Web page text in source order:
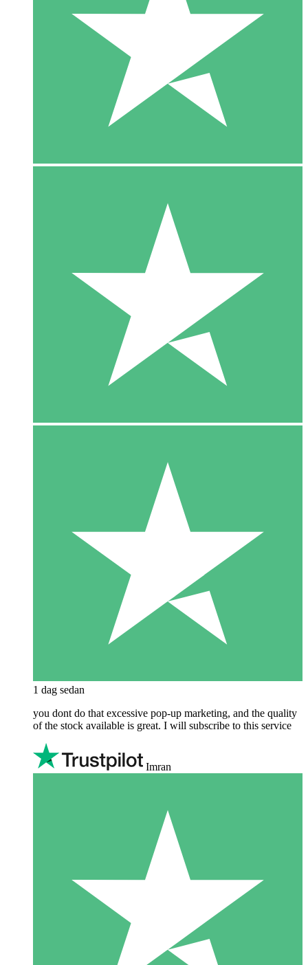
1 dag sedan
you dont do that excessive pop-up marketing, and the quality
of the stock available is great. I will subscribe to this service
Imran